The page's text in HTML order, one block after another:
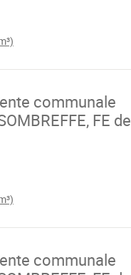
communale
FE de
communale